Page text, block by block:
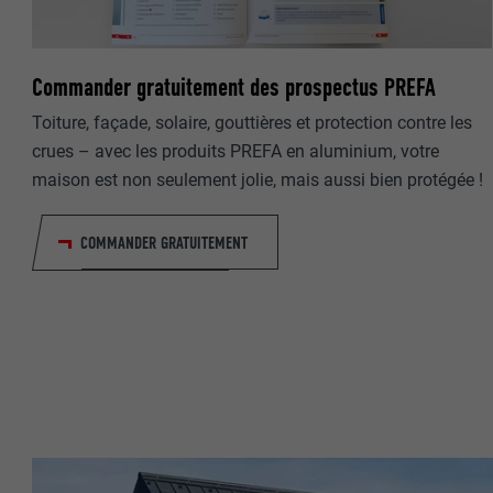
Commander gratuitement des prospectus PREFA
Toiture, façade, solaire, gouttières et protection contre les
crues – avec les produits PREFA en aluminium, votre
maison est non seulement jolie, mais aussi bien protégée !
COMMANDER GRATUITEMENT
NOM
EXPIRATION
UTILITÉ
NOM
EXPIRATION